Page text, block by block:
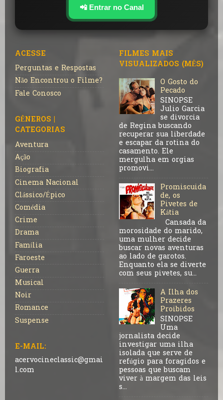
📲 Entrar no Canal
ACESSE
Perguntas e Respostas
Não Encontrou o Filme?
Fale Conosco
GÊNEROS |
CATEGORIAS
Aventura
Ação
Biografia
Cinema Nacional
Clássico/Épico
Comédia
Crime
Drama
Família
Faroeste
Guerra
Musical
Noir
Romance
Suspense
E-MAIL:
acervocineclassic@gmai
l.com
FILMES MAIS
VISUALIZADOS (MÊS)
O Gosto do
Pecado
SINOPSE
Julio Garcia
se divorcia
de Regina buscando
recuperar sua liberdade
e escapar da rotina do
casamento. Ele
mergulha em orgias
promovi...
Promiscuida
de, os
Pivetes de
Kátia
Cansada da
morosidade do marido,
uma mulher decide
buscar novas aventuras
ao lado de garotos.
Enquanto ela se diverte
com seus pivetes, su...
A Ilha dos
Prazeres
Proibidos
SINOPSE
Uma
jornalista decide
investigar uma ilha
isolada que serve de
refúgio para foragidos e
pessoas que buscam
viver à margem das leis
s...